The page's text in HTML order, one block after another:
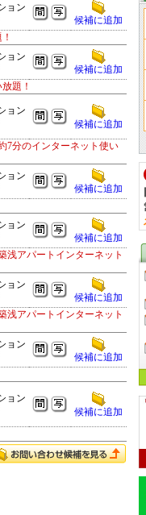
ョン
候補に追加
ョン
候補に追加
題！
ョン
候補に追加
7分のインターネット使い
ョン
候補に追加
ョン
候補に追加
浅アパートインターネット
ョン
候補に追加
浅アパートインターネット
ョン
候補に追加
ョン
候補に追加